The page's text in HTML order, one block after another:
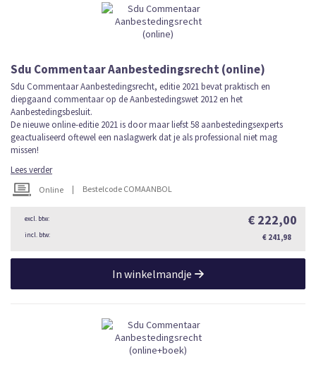
Sdu Commentaar Aanbestedingsrecht (online)
Sdu Commentaar Aanbestedingsrecht, editie 2021 bevat praktisch en
diepgaand commentaar op de Aanbestedingswet 2012 en het
Aanbestedingsbesluit.
De nieuwe online-editie 2021 is door maar liefst 58 aanbestedingsexperts
geactualiseerd oftewel een naslagwerk dat je als professional niet mag
missen!
Lees verder
Online | Bestelcode COMAANBOL
€ 222,00
€ 241,98
In winkelmandje